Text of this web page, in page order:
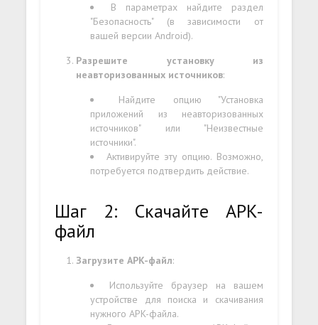
В параметрах найдите раздел
"Безопасность" (в зависимости от
вашей версии Android).
Разрешите установку из
неавторизованных источников:
Найдите опцию "Установка
приложений из неавторизованных
источников" или "Неизвестные
источники".
Активируйте эту опцию. Возможно,
потребуется подтвердить действие.
Шаг 2: Скачайте APK-
файл
Загрузите APK-файл:
Используйте браузер на вашем
устройстве для поиска и скачивания
нужного APK-файла.